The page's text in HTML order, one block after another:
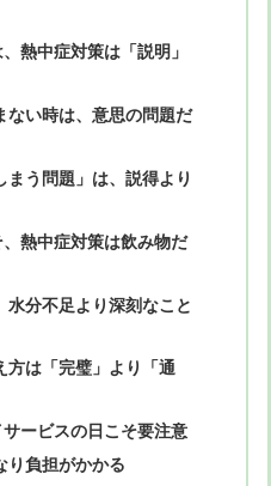
熱中症対策は「説明」
ない時は、意思の問題だ
まう問題」は、説得より
熱中症対策は飲み物だ
水分不足より深刻なこと
方は「完璧」より「通
ービスの日こそ要注意
り負担がかかる